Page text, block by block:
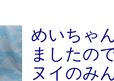
めいちゃ
ましたの
ヌイのみ